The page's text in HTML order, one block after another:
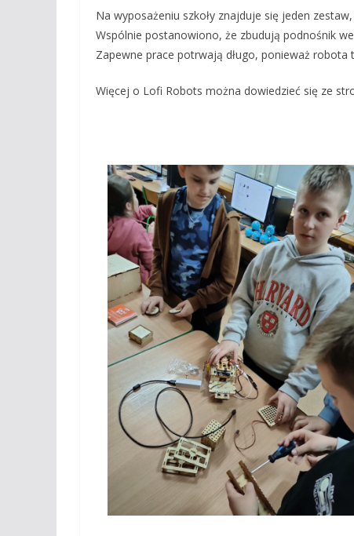
Na wyposażeniu szkoły znajduje się jeden
Wspólnie postanowiono, że zbudują podnośnik
Zapewne prace potrwają długo, ponieważ robota
Więcej o Lofi Robots można dowiedzieć się ze